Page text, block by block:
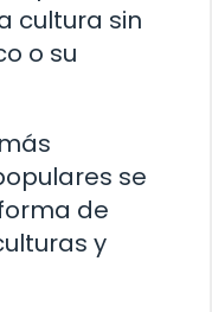
cultura sin
o su
se
de
y